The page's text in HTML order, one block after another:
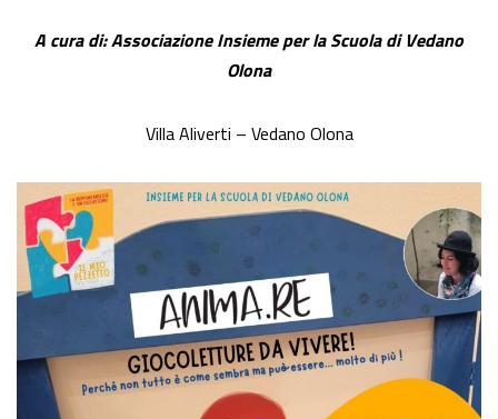
A cura di: Associazione Insieme per la Scuola di Vedano
Olona
Villa Aliverti – Vedano Olona